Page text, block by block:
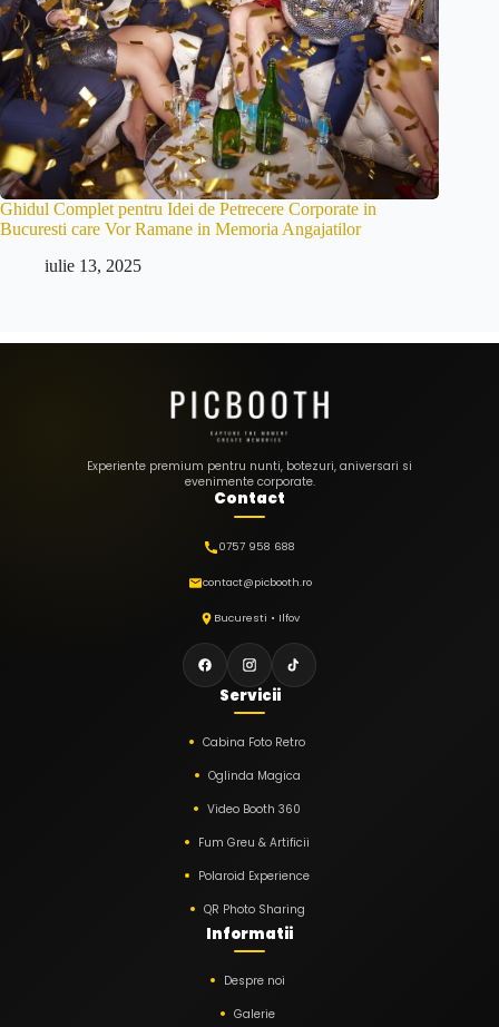
Ghidul Complet pentru Idei de Petrecere Corporate in
Bucuresti care Vor Ramane in Memoria Angajatilor
iulie 13, 2025
Experiente premium pentru nunti, botezuri, aniversari si
evenimente corporate.
Contact
0757 958 688
contact@picbooth.ro
Bucuresti • Ilfov
Servicii
Cabina Foto Retro
Oglinda Magica
Video Booth 360
Fum Greu & Artificii
Polaroid Experience
QR Photo Sharing
Informatii
Despre noi
Galerie